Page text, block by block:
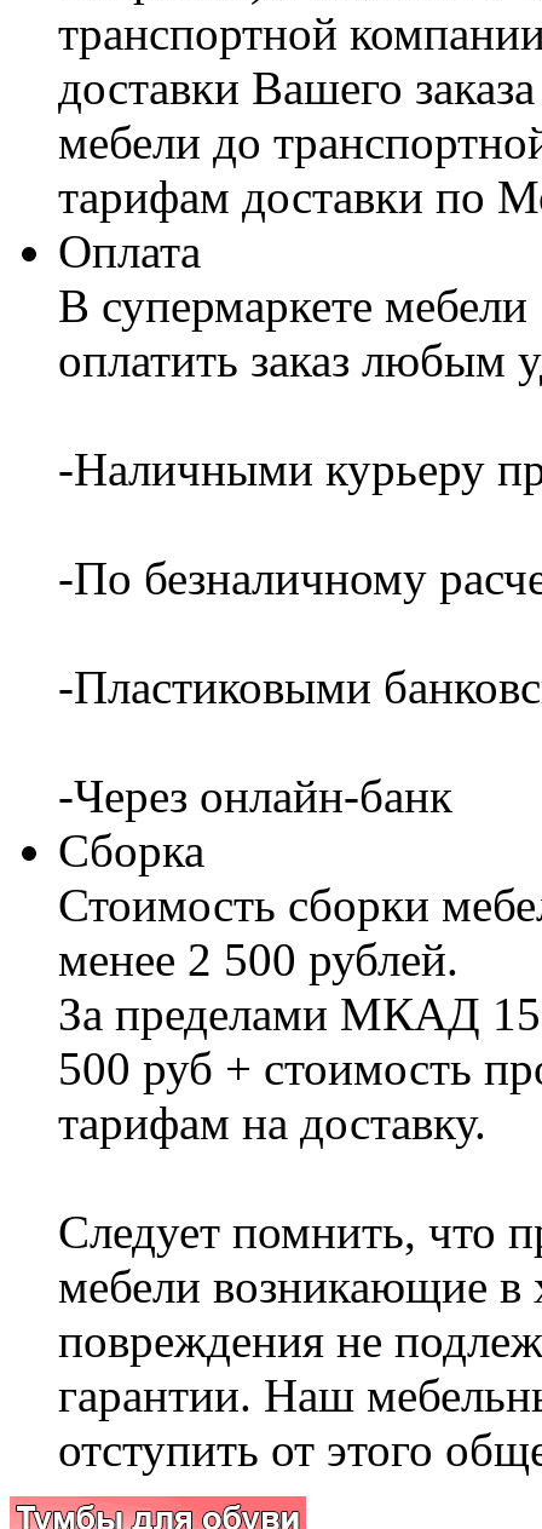
транспортной
доставки Вашего
мебели до
тарифам доставки по
Оплата
В супермаркете
оплатить заказ любым
-Наличными курьеру
-По безналичному
-Пластиковыми
-Через онлайн-банк
Сборка
Стоимость сборки
менее 2 500 рублей.
За пределами МКАД
500 руб + стоимость
тарифам на доставку.
Следует помнить, что
мебели возникающие в
повреждения не
гарантии. Наш
отступить от этого